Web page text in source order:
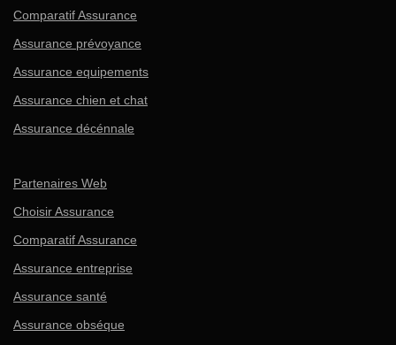
Comparatif Assurance
Assurance prévoyance
Assurance equipements
Assurance chien et chat
Assurance décénnale
Partenaires Web
Choisir Assurance
Comparatif Assurance
Assurance entreprise
Assurance santé
Assurance obséque